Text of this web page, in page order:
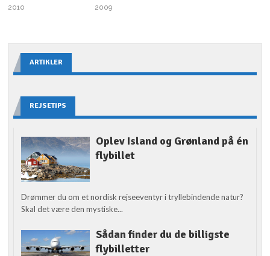
2010
2009
ARTIKLER
REJSETIPS
Oplev Island og Grønland på én
flybillet
Drømmer du om et nordisk rejseeventyr i tryllebindende natur?
Skal det være den mystiske...
Sådan finder du de billigste
flybilletter